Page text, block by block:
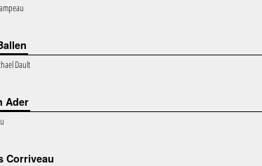
Dault
Ader
Corriveau